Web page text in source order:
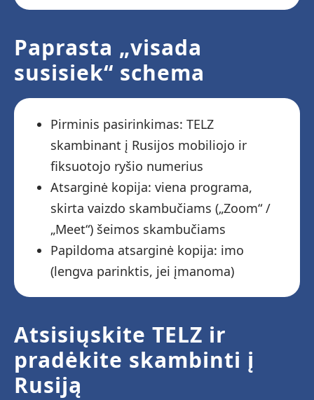
Paprasta „visada
susisiek“ schema
Pirminis pasirinkimas: TELZ
skambinant į Rusijos mobiliojo ir
fiksuotojo ryšio numerius
Atsarginė kopija: viena programa,
skirta vaizdo skambučiams („Zoom“ /
„Meet“) šeimos skambučiams
Papildoma atsarginė kopija: imo
(lengva parinktis, jei įmanoma)
Atsisiųskite TELZ ir
pradėkite skambinti į
Rusiją